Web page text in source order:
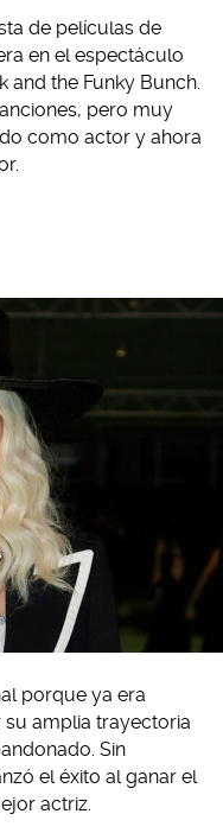
de películas de
en el espectáculo
and the Funky Bunch.
pero muy
como actor y ahora
porque ya era
amplia trayectoria
Sin
el éxito al ganar el
actriz.